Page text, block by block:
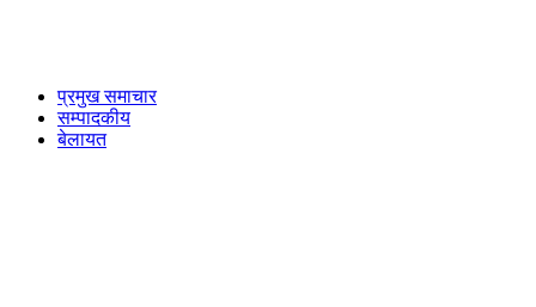
प्रमुख समाचार
सम्पादकीय
बेलायत